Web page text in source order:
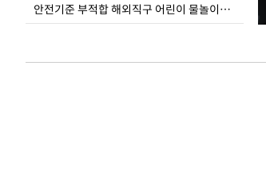
안전기준 부적합 해외직구 어린이 물놀이용품 판매 중단 요청한 서울시